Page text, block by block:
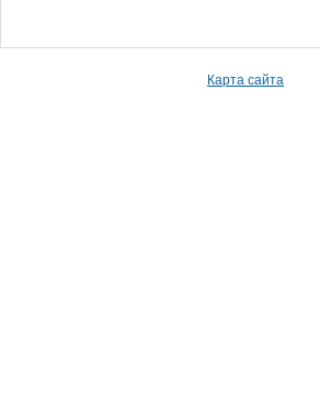
Карта сайта